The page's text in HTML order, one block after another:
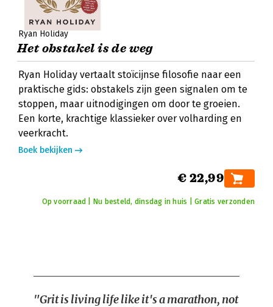
Ryan Holiday
Het obstakel is de weg
Ryan Holiday vertaalt stoïcijnse filosofie naar een
praktische gids: obstakels zijn geen signalen om te
stoppen, maar uitnodigingen om door te groeien.
Een korte, krachtige klassieker over volharding en
veerkracht.
Boek bekijken
€ 22,99
Op voorraad | Nu besteld, dinsdag in huis | Gratis verzonden
"Grit is living life like it's a marathon, not